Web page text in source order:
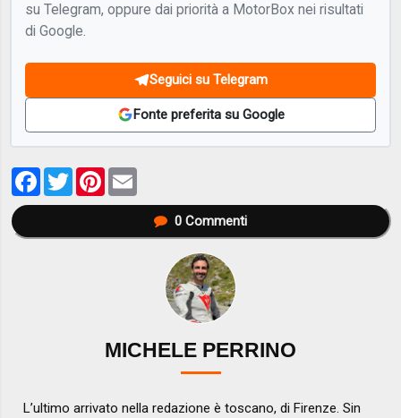
su Telegram, oppure dai priorità a MotorBox nei risultati
di Google.
Seguici su Telegram
Fonte preferita su Google
Facebook
TwitterPinterest
0Commenti
MICHELE PERRINO
L’ultimo arrivato nella redazione è toscano, di Firenze. Sin